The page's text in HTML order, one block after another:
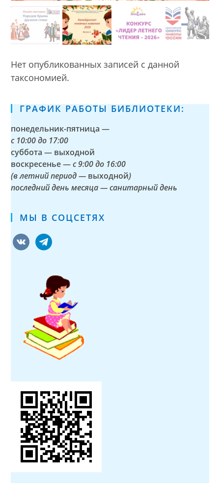
Нет опубликованных записей с данной
таксономией.
ГРАФИК РАБОТЫ БИБЛИОТЕКИ:
понедельник-пятница —
с 10:00 до 17:00
суббота — выходной
воскресенье —с 9:00 до 16:00
(в летний период — выходной)
последний день месяца — санитарный день
МЫ В СОЦСЕТЯХ
vkontaktetelegram